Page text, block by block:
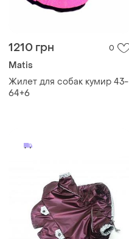
1210 грн 0
Matis
Жилет для собак кумир 43-
64+6